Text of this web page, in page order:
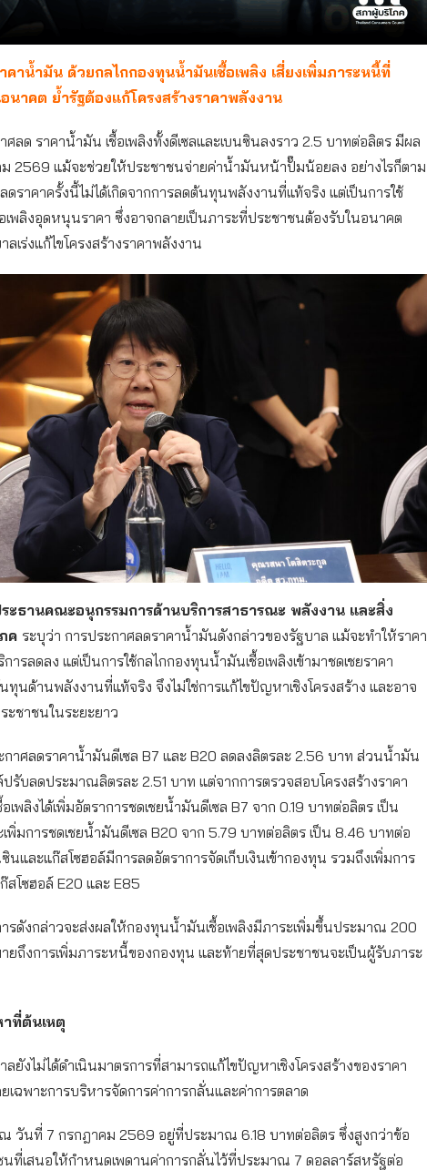
คาน้ำมัน ด้วยกลไกกองทุนน้ำมันเชื้อเพลิง เสี่ยงเพิ่มภาระหนี้ที่
นาคต ย้ำรัฐต้องแก้โครงสร้างราคาพลังงาน
ลด ราคาน้ำมัน เชื้อเพลิงทั้งดีเซลและเบนซินลงราว 2.5 บาทต่อลิตร มีผล
2569 แม้จะช่วยให้ประชาชนจ่ายค่าน้ำมันหน้าปั๊มน้อยลง อย่างไรก็ตาม
ดราคาครั้งนี้ไม่ได้เกิดจากการลดต้นทุนพลังงานที่แท้จริง แต่เป็นการใช้
พลิงอุดหนุนราคา ซึ่งอาจกลายเป็นภาระที่ประชาชนต้องรับในอนาคต
เร่งแก้ไขโครงสร้างราคาพลังงาน
ะธานคณะอนุกรรมการด้านบริการสาธารณะ พลังงาน และสิ่ง
ค ระบุว่า การประกาศลดราคาน้ำมันดังกล่าวของรัฐบาล แม้จะทำให้ราคา
รลดลง แต่เป็นการใช้กลไกกองทุนน้ำมันเชื้อเพลิงเข้ามาชดเชยราคา
นด้านพลังงานที่แท้จริง จึงไม่ใช่การแก้ไขปัญหาเชิงโครงสร้าง และอาจ
ะชาชนในระยะยาว
าศลดราคาน้ำมันดีเซล B7 และ B20 ลดลงลิตรละ 2.56 บาท ส่วนน้ำมัน
รับลดประมาณลิตรละ 2.51 บาท แต่จากการตรวจสอบโครงสร้างราคา
พลิงได้เพิ่มอัตราการชดเชยน้ำมันดีเซล B7 จาก 0.19 บาทต่อลิตร เป็น
พิ่มการชดเชยน้ำมันดีเซล B20 จาก 5.79 บาทต่อลิตร เป็น 8.46 บาทต่อ
และแก๊สโซฮอล์มีการลดอัตราการจัดเก็บเงินเข้ากองทุน รวมถึงเพิ่มการ
โซฮอล์ E20 และ E85
รดังกล่าวจะส่งผลให้กองทุนน้ำมันเชื้อเพลิงมีภาระเพิ่มขึ้นประมาณ 200
ถึงการเพิ่มภาระหนี้ของกองทุน และท้ายที่สุดประชาชนจะเป็นผู้รับภาระ
ที่ต้นเหตุ
ยังไม่ได้ดำเนินมาตรการที่สามารถแก้ไขปัญหาเชิงโครงสร้างของราคา
เฉพาะการบริหารจัดการค่าการกลั่นและค่าการตลาด
วันที่ 7 กรกฎาคม 2569 อยู่ที่ประมาณ 6.18 บาทต่อลิตร ซึ่งสูงกว่าข้อ
นที่เสนอให้กำหนดเพดานค่าการกลั่นไว้ที่ประมาณ 7 ดอลลาร์สหรัฐต่อ